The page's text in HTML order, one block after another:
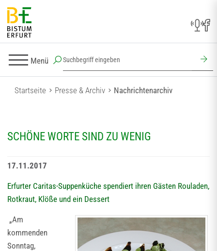
Menü
Startseite Presse & Archiv Nachrichtenarchiv
SCHÖNE WORTE SIND ZU WENIG
17.11.2017
Erfurter Caritas-Suppenküche spendiert ihren Gästen Rouladen,
Rotkraut, Klöße und ein Dessert
„Am
kommenden
Sonntag,